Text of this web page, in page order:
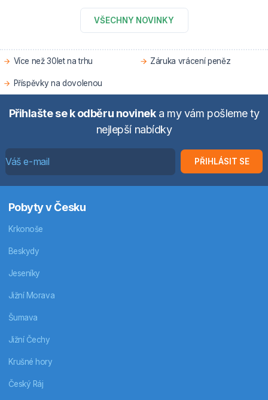
VŠECHNY NOVINKY
Více než 30let na trhu Záruka vrácení peněz
Příspěvky na dovolenou
Přihlašte se k odběru novineka my vám pošleme ty
nejlepší nabídky
PŘIHLÁSIT SE
Pobyty v Česku
Krkonoše
Beskydy
Jeseníky
Jižní Morava
Šumava
Jižní Čechy
Krušné hory
Český Ráj